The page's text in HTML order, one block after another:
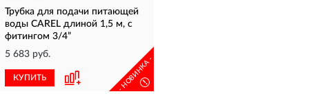
Трубка для подачи питающей
воды CAREL длиной 1,5 м, с
фитингом 3/4”
5 683 руб.
КУПИТЬ - НОВИНКА -
!